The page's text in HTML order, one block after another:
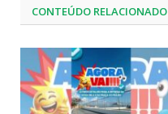
CONTEÚDO RELACIONADO